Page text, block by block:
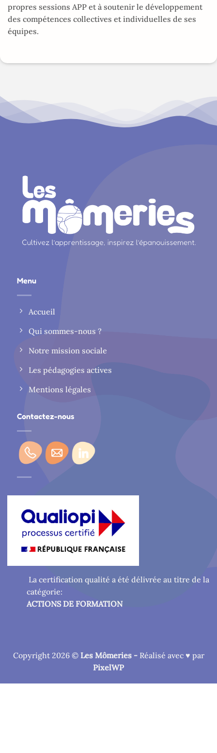
propres sessions APP et à soutenir le développement
des compétences collectives et individuelles de ses
équipes.
Menu
Accueil
Qui sommes-nous ?
Notre mission sociale
Les pédagogies actives
Mentions légales
Contactez-nous
La certification qualité a été délivrée au titre de la
catégorie:
ACTIONS DE FORMATION
Copyright 2026 © Les Mômeries - Réalisé avec ♥ par
PixelWP